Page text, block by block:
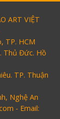
ART VIỆT
TP. HCM
Thủ Đức. Hồ
TP. Thuận
Nghệ An
- Email: